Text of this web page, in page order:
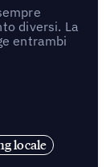
diversi. La
entrambi
locale